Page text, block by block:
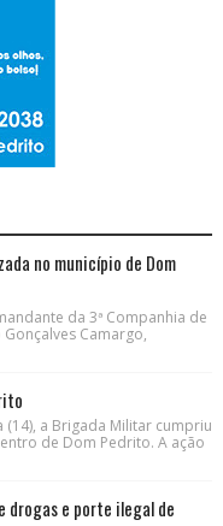
no município de Dom
da 3ª Companhia de
Camargo,
a Brigada Militar cumpriu
de Dom Pedrito. A ação
drogas e porte ilegal de